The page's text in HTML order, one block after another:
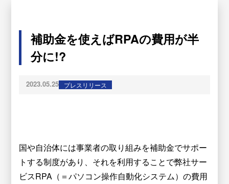
補助金を使えばRPAの費用が半
分に!?
2023.05.25 プレスリリース
国や自治体には事業者の取り組みを補助金でサポー
トする制度があり、それを利用することで弊社サー
ビスRPA（＝パソコン操作自動化システム）の費用